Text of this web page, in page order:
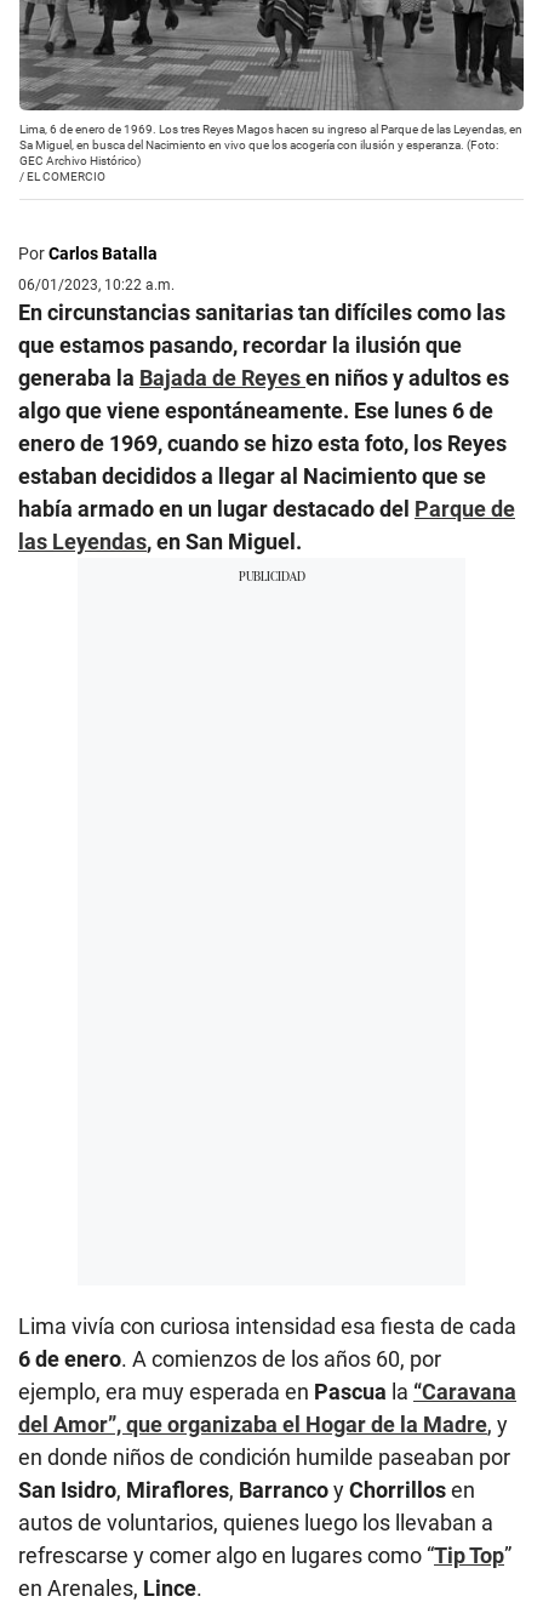
Lima, 6 de enero de 1969. Los tres Reyes Magos hacen su ingreso al Parque de las Leyendas, en
Sa Miguel, en busca del Nacimiento en vivo que los acogería con ilusión y esperanza. (Foto:
GEC Archivo Histórico)
/EL COMERCIO
PorCarlos Batalla
06/01/2023, 10:22 a.m.
En circunstancias sanitarias tan difíciles como las
que estamos pasando, recordar la ilusión que
generaba la Bajada de Reyesen niños y adultos es
algo que viene espontáneamente. Ese lunes 6 de
enero de 1969, cuando se hizo esta foto, los Reyes
estaban decididos a llegar al Nacimiento que se
había armado en un lugar destacado del Parque de
las Leyendas, en San Miguel.
Lima vivía con curiosa intensidad esa fiesta de cada
6 de enero. A comienzos de los años 60, por
ejemplo, era muy esperada en Pascua la “Caravana
del Amor”, que organizaba el Hogar de la Madre, y
en donde niños de condición humilde paseaban por
San Isidro, Miraflores, BarrancoyChorrillosen
autos de voluntarios, quienes luego los llevaban a
refrescarse y comer algo en lugares como “Tip Top”
en Arenales, Lince.